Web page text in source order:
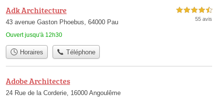
Adk Architecture
43 avenue Gaston Phoebus, 64000 Pau
Ouvert jusqu'à 12h30
4,5 étoiles sur 5
55 avis
Horaires Téléphone
Adobe Architectes
24 Rue de la Corderie, 16000 Angoulême